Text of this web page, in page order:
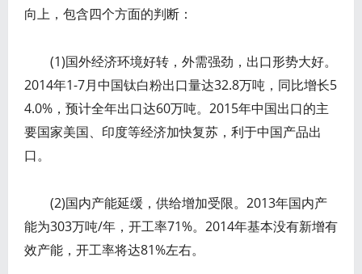
向上，包含四个方面的判断：
(1)国外经济环境好转，外需强劲，出口形势大好。
2014年1-7月中国钛白粉出口量达32.8万吨，同比增长5
4.0%，预计全年出口达60万吨。2015年中国出口的主
要国家美国、印度等经济加快复苏，利于中国产品出
口。
(2)国内产能延缓，供给增加受限。2013年国内产
能为303万吨/年，开工率71%。2014年基本没有新增有
效产能，开工率将达81%左右。